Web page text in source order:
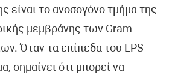
είναι το ανοσογόνο τμήμα της
μεμβράνης των Gram-
Όταν τα επίπεδα του LPS
σημαίνει ότι μπορεί να